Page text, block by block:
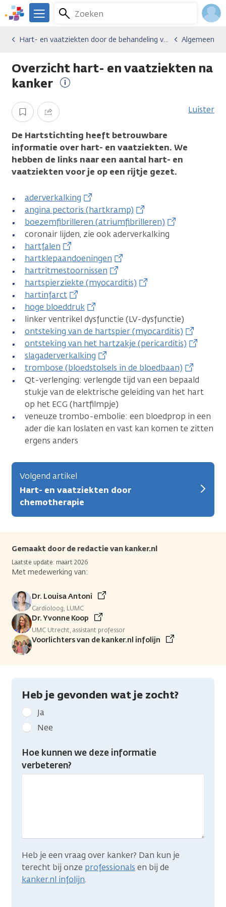
Overslaan
en
gaan
We
er
je.
Kanker.nl
Zoeken
Menu
Gevolgen van kanker
Hart- en vaatziekten door de behandeling van kanker
Algemeen
Hart- en vaatziekten door de behandeling van kankerAlgemeen
Overzicht hart- en vaatziekten na
kanker
Opslaan Delen Luister
De Hartstichting heeft betrouwbare
informatie over hart- en vaatziekten. We
hebben de links naar een aantal hart- en
vaatziekten voor je op een rijtje gezet.
aderverkalking
angina pectoris (hartkramp)
boezemfibrilleren (atriumfibrilleren)
coronair lijden, zie ook aderverkalking
hartfalen
hartklepaandoeningen
hartritmestoornissen
hartspierziekte (myocarditis)
hartinfarct
hoge bloeddruk
linker ventrikel dysfunctie (LV-dysfunctie)
ontsteking van de hartspier (myocarditis)
ontsteking van het hartzakje (pericarditis)
slagaderverkalking
trombose (bloedstolsels in de bloedbaan)
Qt-verlenging: verlengde tijd van een bepaald
stukje van de elektrische geleiding van het hart
op het ECG (hartfilmpje)
veneuze trombo-embolie: een bloedprop in een
ader die kan loslaten en vast kan komen te zitten
ergens anders
Volgend artikel
Hart- en vaatziekten door
chemotherapie
Gemaakt door de redactie van kanker.nl
Laatste update: maart 2026
Met medewerking van:
Dr. Louisa Antoni
Cardioloog, LUMC
Dr. Yvonne Koop
UMC Utrecht, assistant professor
Voorlichters van de kanker.nl infolijn
Heb je gevonden wat je zocht?
Geef
kanker.nl
feedback:
Heb
gevonden
Ja
Nee
Hoe kunnen we deze informatie
verbeteren?
Heb je een vraag over kanker? Dan kun je
terecht bij onze professionals en bij de
kanker.nl infolijn.